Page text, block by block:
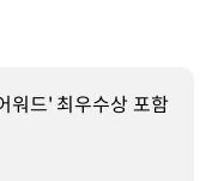
워드' 최우수상 포함